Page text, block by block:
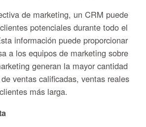
de marketing, un CRM puede
potenciales durante todo el
información puede proporcionar
a los equipos de marketing sobre
generan la mayor cantidad
ventas calificadas, ventas reales
más larga.